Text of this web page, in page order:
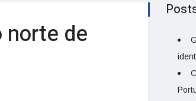
norte de